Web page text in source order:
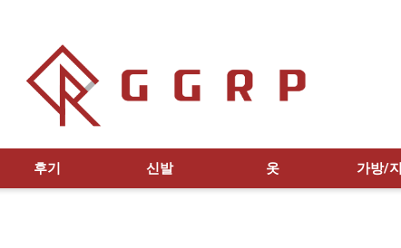
후기 신발 옷 가방/